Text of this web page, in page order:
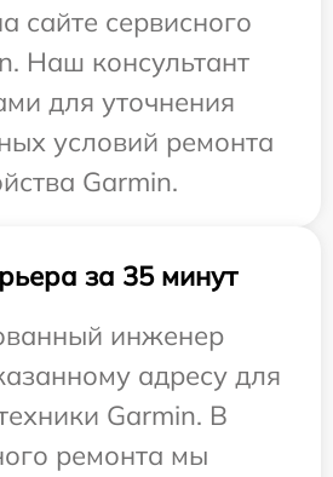
сайте сервисного
Наш консультант
для уточнения
условий ремонта
Garmin.
за 35 минут
инженер
адресу для
Garmin. В
ремонта мы